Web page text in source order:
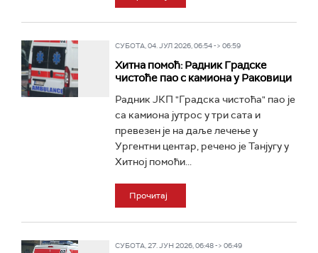
СУБОТА, 04. ЈУЛ 2026, 06:54 -> 06:59
Хитна помоћ: Радник Градске
чистоће пао с камиона у Раковици
Радник ЈКП "Градска чистоћа" пао је
са камиона јутрос у три сата и
превезен је на даље лечење у
Ургентни центар, речено је Танјугу у
Хитној помоћи...
Прочитај
СУБОТА, 27. ЈУН 2026, 06:48 -> 06:49